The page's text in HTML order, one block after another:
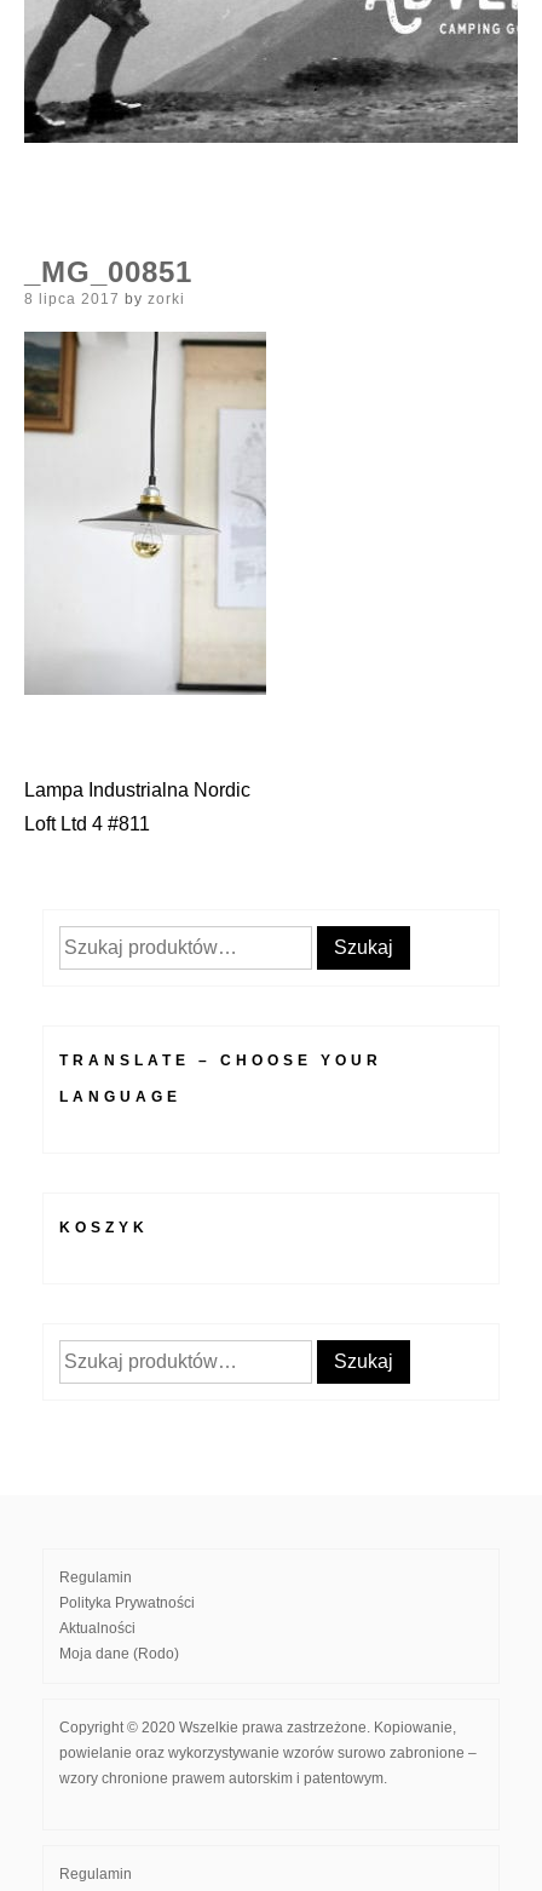
_MG_00851
Posted
8 lipca 2017 by zorki
Nawigacja
Lampa Industrialna Nordic
Loft Ltd 4 #811
Szukaj: Szukaj
TRANSLATE – CHOOSE YOUR
LANGUAGE
KOSZYK
Szukaj: Szukaj
Regulamin
Polityka Prywatności
Aktualności
Moja dane (Rodo)
Copyright © 2020 Wszelkie prawa zastrzeżone. Kopiowanie,
powielanie oraz wykorzystywanie wzorów surowo zabronione –
wzory chronione prawem autorskim i patentowym.
Regulamin